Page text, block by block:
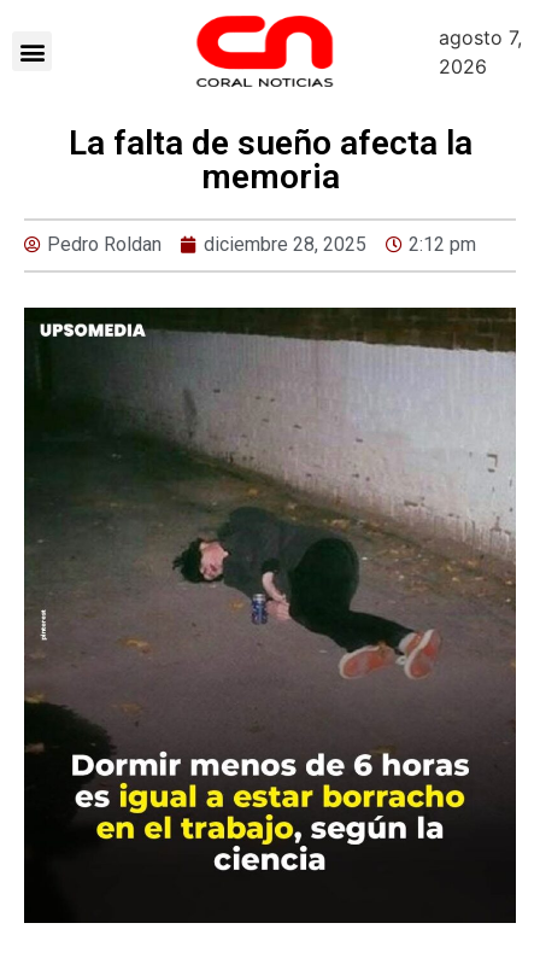
agosto 7,
2026
La falta de sueño afecta la
memoria
Pedro Roldan diciembre 28, 2025 2:12 pm